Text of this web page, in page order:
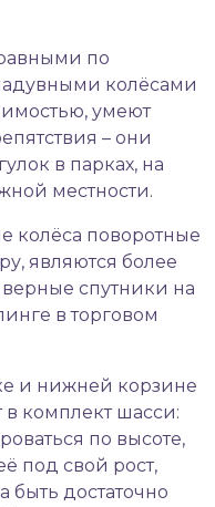
по
колёсами
умеют
– они
в парках, на
местности.
колёса поворотные
являются более
спутники на
в торговом
и нижней корзине
в комплект шасси:
по высоте,
под свой рост,
быть достаточно